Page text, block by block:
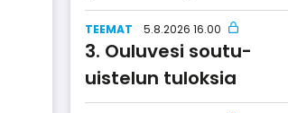
TEEMAT 5.8.2026 16.00
Ouluvesi soutu-
uistelun tuloksia